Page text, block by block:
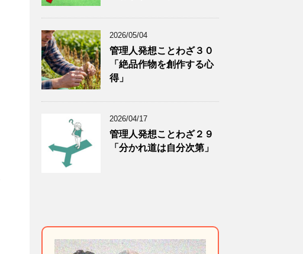
2026/05/04
管理人発想ことわざ３０
「絶品作物を創作する心
得」
2026/04/17
管理人発想ことわざ２９
「分かれ道は自分次第」